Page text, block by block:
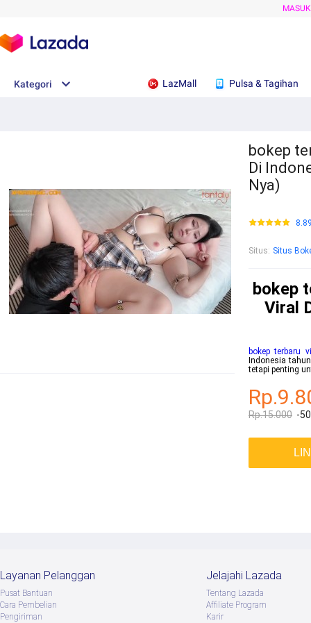
Kategori LazMall Pulsa & Tagihan
bokep
Di
Nya)
Situs: Situs
bokep
Viral
bokep terbaru
Indonesia
tetapi penting
Rp.15.000 -
Layanan Pelanggan
Pusat Bantuan
Cara Pembelian
Pengiriman
Jelajahi Lazada
Tentang Lazada
Afﬁliate Program
Karir